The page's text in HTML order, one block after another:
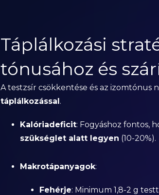
Táplálkozási
tónusához és
A testzsír csökkentése és az izomtónus
táplálkozással.
Kalóriadeficit: Fogyáshoz fontos,
szükséglet alatt legyen (10-20%).
Makrotápanyagok:
Fehérje: Minimum 1,8-2 g